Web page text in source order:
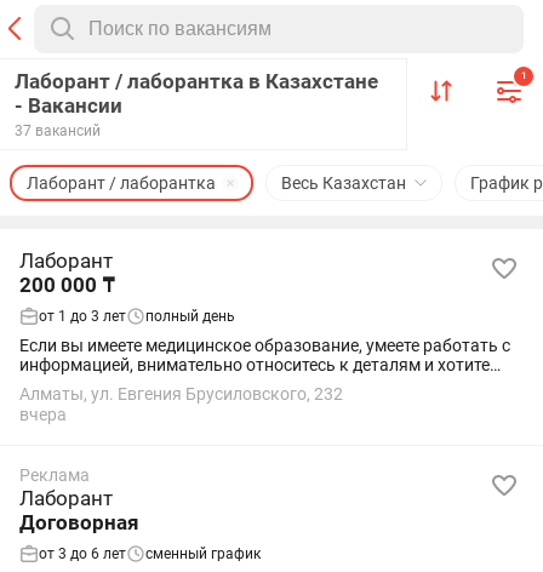
Лаборант / лаборантка в Казахстане
- Вакансии
37 вакансий
1
Весь Казахстан
Лаборант / лаборантка График
Лаборант
200 000 ₸
от 1 до 3 лет полный день
Если вы имеете медицинское образование, умеете работать с
информацией, внимательно относитесь к деталям и хотите
развиваться в сфере медицинского сервиса - будем рады
видеть вас в нашей...
Алматы, ул. Евгения Брусиловского, 232
вчера
Реклама
Лаборант
Договорная
от 3 до 6 лет сменный график